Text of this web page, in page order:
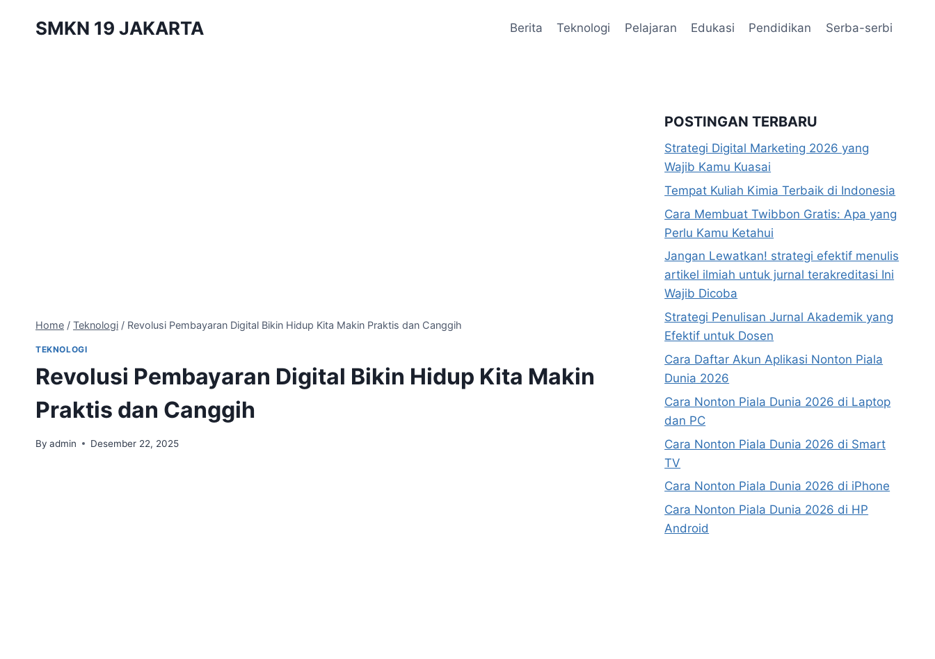
SMKN 19 JAKARTA Berita Teknologi Pelajaran Edukasi Pendidikan Serba-serbi
Home / Teknologi / Revolusi Pembayaran Digital Bikin Hidup Kita Makin Praktis dan Canggih
TEKNOLOGI
Revolusi Pembayaran Digital Bikin Hidup Kita Makin
Praktis dan Canggih
By admin Desember 22, 2025
POSTINGAN TERBARU
Strategi Digital Marketing 2026 yang
Wajib Kamu Kuasai
Tempat Kuliah Kimia Terbaik di Indonesia
Cara Membuat Twibbon Gratis: Apa yang
Perlu Kamu Ketahui
Jangan Lewatkan! strategi efektif menulis
artikel ilmiah untuk jurnal terakreditasi Ini
Wajib Dicoba
Strategi Penulisan Jurnal Akademik yang
Efektif untuk Dosen
Cara Daftar Akun Aplikasi Nonton Piala
Dunia 2026
Cara Nonton Piala Dunia 2026 di Laptop
dan PC
Cara Nonton Piala Dunia 2026 di Smart
TV
Cara Nonton Piala Dunia 2026 di iPhone
Cara Nonton Piala Dunia 2026 di HP
Android